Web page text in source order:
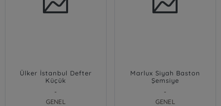
Ülker İstanbul Defter
Küçük
-
GENEL
Marlux Siyah Baston
Şemsiye
-
GENEL